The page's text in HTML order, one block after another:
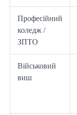
Професійний
коледж /
ЗПТО
Військовий
виш